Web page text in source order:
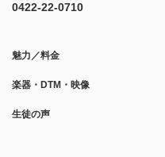
0422-22-0710
魅力／料金
楽器・DTM・映像
生徒の声